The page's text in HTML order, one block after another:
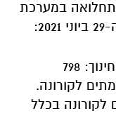
במערכת
מאומתים לקורונה במערכת החינוך: 798
מאומתים לקורונה.
מאומתים לקורונה בכלל